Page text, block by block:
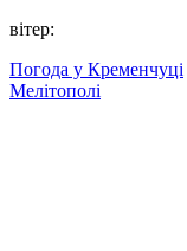
вітер:
Погода у Кременчуці
Мелітополі